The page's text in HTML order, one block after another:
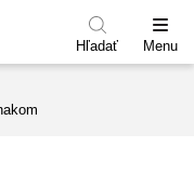
Hľadať Menu